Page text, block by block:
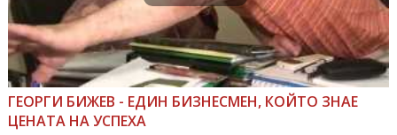
ГЕОРГИ БИЖЕВ - ЕДИН БИЗНЕСМЕН, КОЙТО ЗНАЕ
ЦЕНАТА НА УСПЕХА